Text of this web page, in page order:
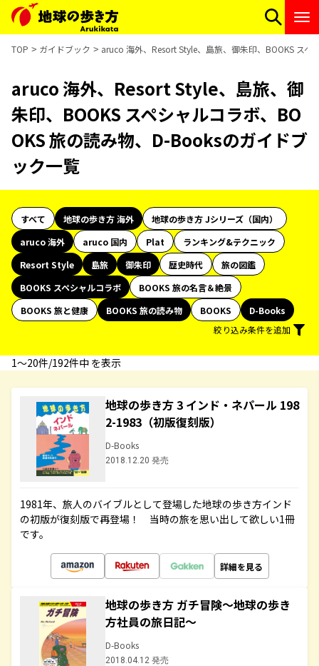
TOP ガイドブック aruco 海外、Resort Style、島旅、御朱印、BOOKS ス
aruco 海外、Resort Style、島旅、御
朱印、BOOKS スペシャルコラボ、BO
OKS 旅の読み物、D-Booksのガイドブ
ック一覧
すべて 地球の歩き方 海外
地球の歩き方 Jシリーズ（国内）
aruco 海外
aruco 国内 Plat
ランキング&テクニック
Resort Style
島旅 御朱印 歴史時代
旅の図鑑
BOOKS スペシャルコラボ
BOOKS 旅の名言＆絶景
BOOKS 旅と健康
BOOKS 旅の読み物 BOOKS
D-Books
絞り込み条件を追加
1〜20件/192件中 を表示
地球の歩き方 3 インド・ネパール 198
2-1983（初版復刻版）
D-Books
2018.12.20 発売
1981年、旅人のバイブルとして登場した地球の歩き方インド
の初版が復刻版で再登場！ 当時の旅を思い出して欲しい1冊
です。
詳細を見る
地球の歩き方 ガチ冒険～地球の歩き
方社員の旅日記～
D-Books
2018.04.12 発売